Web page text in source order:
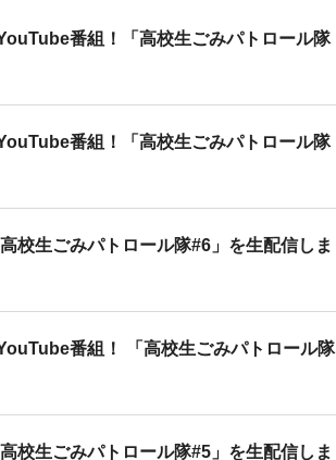
番組！「高校生ごみパトロール隊
番組！「高校生ごみパトロール隊
校生ごみパトロール隊#6」を生配信しま
番組！ 「高校生ごみパトロール隊
校生ごみパトロール隊#5」を生配信しま